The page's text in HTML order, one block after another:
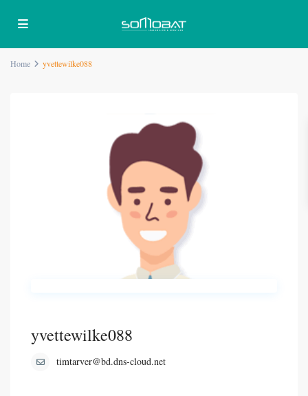
Home yvettewilke088
yvettewilke088
timtarver@bd.dns-cloud.net